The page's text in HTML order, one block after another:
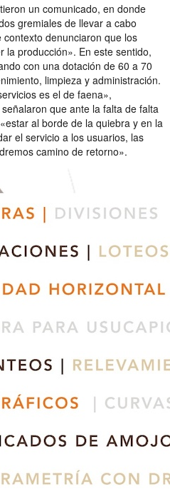
un comunicado, en donde
gremiales de llevar a cabo
denunciaron que los
la producción». En este sentido,
con una dotación de 60 a 70
limpieza y administración.
es el de faena»,
que ante la falta de falta
al borde de la quiebra y en la
el servicio a los usuarios, las
camino de retorno».